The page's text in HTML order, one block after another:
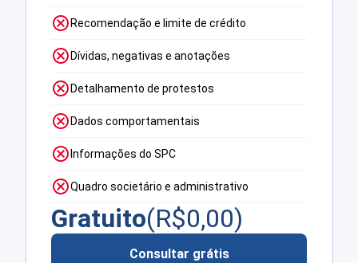
Recomendação e limite de crédito
Dívidas, negativas e anotações
Detalhamento de protestos
Dados comportamentais
Informações do SPC
Quadro societário e administrativo
Gratuito(R$0,00)
Consultar grátis